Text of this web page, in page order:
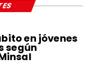
en jóvenes
según